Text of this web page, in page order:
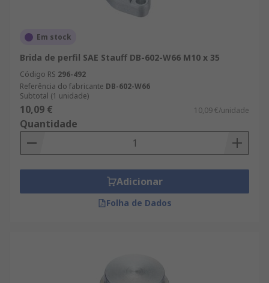
Em stock
Brida de perfil SAE Stauff DB-602-W66 M10 x 35
Código RS 296-492
Referência do fabricante DB-602-W66
Subtotal (1 unidade)
10,09 € 10,09 €/unidade
Quantidade
Adicionar
Folha de Dados